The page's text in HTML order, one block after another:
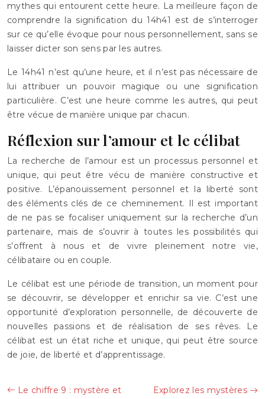
mythes qui entourent cette heure. La meilleure façon de
comprendre la signification du 14h41 est de s’interroger
sur ce qu’elle évoque pour nous personnellement, sans se
laisser dicter son sens par les autres.
Le 14h41 n’est qu’une heure, et il n’est pas nécessaire de
lui attribuer un pouvoir magique ou une signification
particulière. C’est une heure comme les autres, qui peut
être vécue de manière unique par chacun.
Réflexion sur l’amour et le célibat
La recherche de l’amour est un processus personnel et
unique, qui peut être vécu de manière constructive et
positive. L’épanouissement personnel et la liberté sont
des éléments clés de ce cheminement. Il est important
de ne pas se focaliser uniquement sur la recherche d’un
partenaire, mais de s’ouvrir à toutes les possibilités qui
s’offrent à nous et de vivre pleinement notre vie,
célibataire ou en couple.
Le célibat est une période de transition, un moment pour
se découvrir, se développer et enrichir sa vie. C’est une
opportunité d’exploration personnelle, de découverte de
nouvelles passions et de réalisation de ses rêves. Le
célibat est un état riche et unique, qui peut être source
de joie, de liberté et d’apprentissage.
Le chiffre 9 : mystère et
Explorez les mystères